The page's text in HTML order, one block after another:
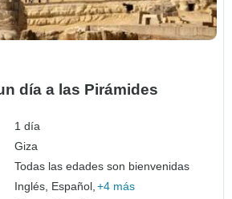
día a las Pirámides
1 día
Giza
Todas las edades son bienvenidas
Inglés, Español, +4 más